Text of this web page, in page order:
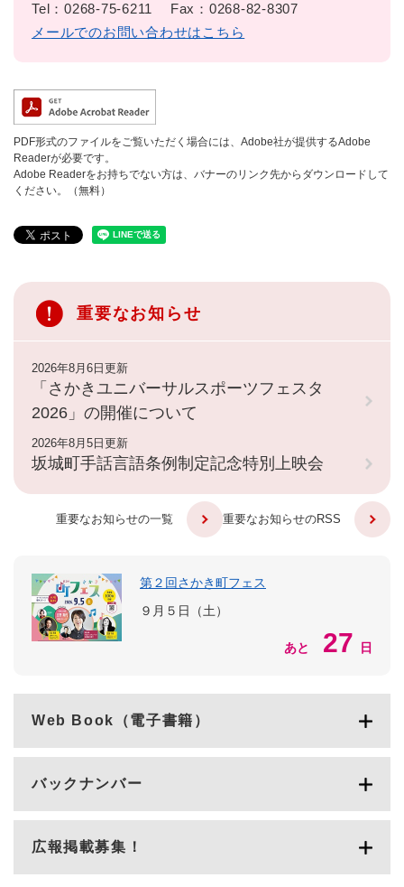
Tel：0268-75-6211
Fax：0268-82-8307
メールでのお問い合わせはこちら
PDF形式のファイルをご覧いただく場合には、Adobe社が提供するAdobe
Readerが必要です。
Adobe Readerをお持ちでない方は、バナーのリンク先からダウンロードして
ください。（無料）
重要なお知らせ
2026年8月6日更新
「さかきユニバーサルスポーツフェスタ
2026」の開催について
2026年8月5日更新
坂城町手話言語条例制定記念特別上映会
重要なお知らせの一覧 重要なお知らせのRSS
第２回さかき町フェス
９月５日（土）
あと 27 日
Web Book（電子書籍）
バックナンバー
広報掲載募集！